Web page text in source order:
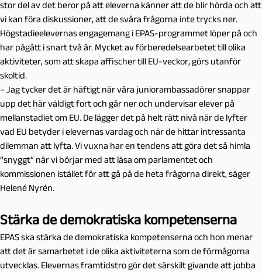
stor del av det beror på att eleverna känner att de blir hörda och att
vi kan föra diskussioner, att de svåra frågorna inte trycks ner.
Högstadieelevernas engagemang i EPAS-programmet löper på och
har pågått i snart två år. Mycket av förberedelsearbetet till olika
aktiviteter, som att skapa affischer till EU-veckor, görs utanför
skoltid.
– Jag tycker det är häftigt när våra juniorambassadörer snappar
upp det här väldigt fort och går ner och undervisar elever på
mellanstadiet om EU. De lägger det på helt rätt nivå när de lyfter
vad EU betyder i elevernas vardag och när de hittar intressanta
dilemman att lyfta. Vi vuxna har en tendens att göra det så himla
“snyggt” när vi börjar med att läsa om parlamentet och
kommissionen istället för att gå på de heta frågorna direkt, säger
Helené Nyrén.
Stärka de demokratiska kompetenserna
EPAS ska stärka de demokratiska kompetenserna och hon menar
att det är samarbetet i de olika aktiviteterna som de förmågorna
utvecklas. Elevernas framtidstro gör det särskilt givande att jobba